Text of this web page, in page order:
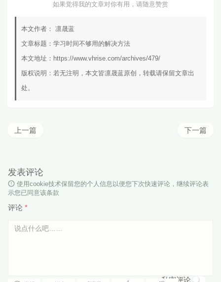
如果觉得我的文章对你有用，请随意赞赏
本文作者： 凛晟蓝
文章标题： 学习时间不够用的解决方法
本文地址： https://www.vhrise.com/archives/479/
版权说明：若无注明，本文皆凛晟蓝原创，转载请保留文章出
处。
下一篇
上一篇
发表评论
使用cookie技术保留您的个人信息以便您下次快速评论，继续评论表
示您已同意该条款
评论 *
私密评论